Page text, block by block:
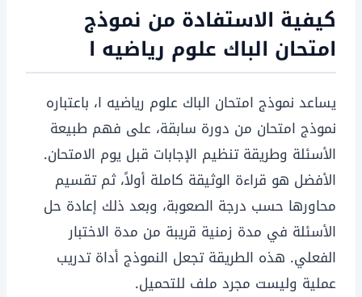
كيفية الاستفادة من نموذج
امتحان الباك علوم رياضيه ا
يساعد نموذج امتحان الباك علوم رياضيه ا، باعتباره
نموذج امتحان من دورة سابقة، على فهم طبيعة
الأسئلة وطريقة تنظيم الإجابات قبل يوم الامتحان.
الأفضل هو قراءة الوثيقة كاملة أولاً، ثم تقسيم
محاورها حسب درجة الصعوبة، وبعد ذلك إعادة حل
الأسئلة في مدة زمنية قريبة من مدة الاختبار
الفعلي. هذه الطريقة تجعل النموذج أداة تدريب
عملية وليست مجرد ملف للتحميل.